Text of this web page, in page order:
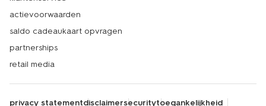
actievoorwaarden
saldo cadeaukaart opvragen
partnerships
retail media
privacy statementdisclaimersecuritytoegankelijkheid